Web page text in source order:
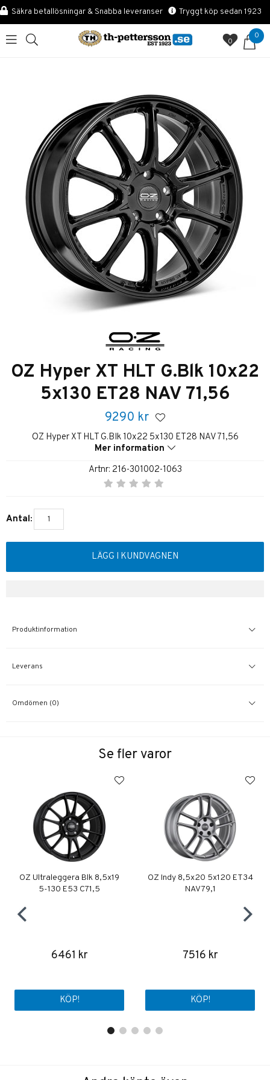
Säkra betallösningar & Snabba leveranser Tryggt köp sedan 1923
0
0
OZ Hyper XT HLT G.Blk 10x22
5x130 ET28 NAV 71,56
9290 kr
OZ Hyper XT HLT G.Blk 10x22 5x130 ET28 NAV 71,56
Mer information
Artnr: 216-301002-1063
Antal:
LÄGG I KUNDVAGNEN
Produktinformation
Leverans
Omdömen (0)
Se fler varor
OZ Ultraleggera Blk 8,5x19
5-130 E53 C71,5
6461 kr
KÖP!
OZ Indy 8,5x20 5x120 ET34
NAV 79,1
7516 kr
KÖP!